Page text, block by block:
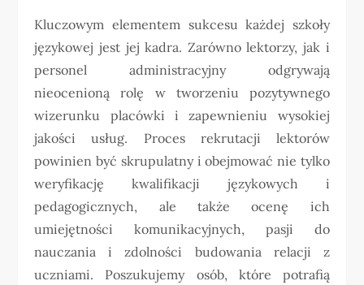
Kluczowym elementem sukcesu każdej szkoły
językowej jest jej kadra. Zarówno lektorzy, jak i
personel administracyjny odgrywają
nieocenioną rolę w tworzeniu pozytywnego
wizerunku placówki i zapewnieniu wysokiej
jakości usług. Proces rekrutacji lektorów
powinien być skrupulatny i obejmować nie tylko
weryfikację kwalifikacji językowych i
pedagogicznych, ale także ocenę ich
umiejętności komunikacyjnych, pasji do
nauczania i zdolności budowania relacji z
uczniami. Poszukujemy osób, które potrafią